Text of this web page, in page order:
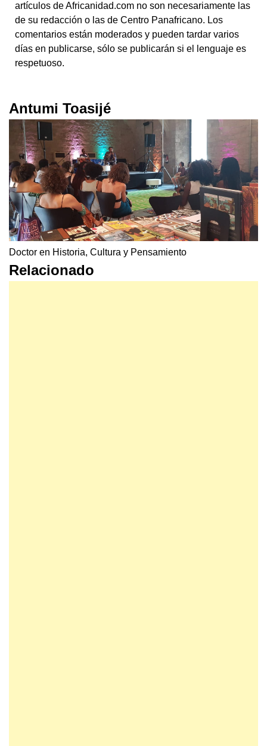
artículos de Africanidad.com no son necesariamente las
de su redacción o las de Centro Panafricano. Los
comentarios están moderados y pueden tardar varios
días en publicarse, sólo se publicarán si el lenguaje es
respetuoso.
Antumi Toasijé
Doctor en Historia, Cultura y Pensamiento
Relacionado